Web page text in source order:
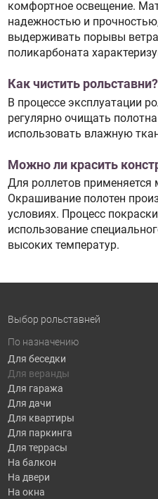
комфортное освещение.
надежностью и
выдерживать порывы
поликарбоната
Как чистить рольставни?
В процессе эксплуатации
регулярно очищать
использовать влажную
Можно ли красить
Для роллетов
Окрашивание полотен
условиях. Процесс
использование
высоких температур.
Выбор рольставней
По назначению
Для беседки
Для веранды
Для гаража
Для дачи
Для квартиры
Для паркинга
Для террасы
На балкон
На двери
На окна